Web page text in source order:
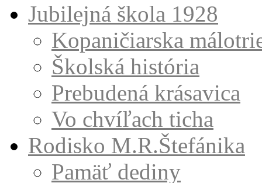
Jubilejná škola 1928
Kopaničiarska
Školská história
Prebudená krásavica
Vo chvíľach ticha
Rodisko M.R.Štefánika
Pamäť dediny